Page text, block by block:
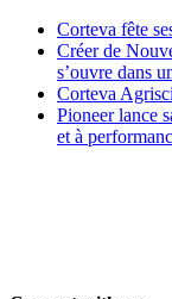
Corteva fête
Créer de
s’ouvre dans
Corteva
Pioneer lance
et à